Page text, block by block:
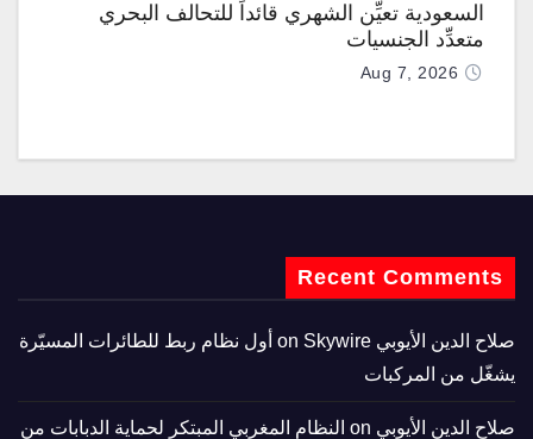
السعودية تعيِّن الشهري قائداً للتحالف البحري
متعدِّد الجنسيات
Aug 7, 2026
Recent Comments
صلاح الدين الأيوبي
Skywire أول نظام ربط للطائرات المسيّرة
يشغّل من المركبات
صلاح الدين الأيوبي
النظام المغربي المبتكر لحماية الدبابات من